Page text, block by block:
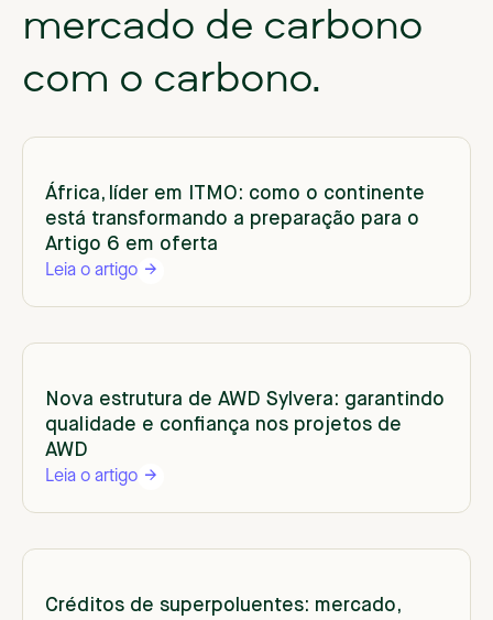
mercado de carbono
com o carbono.
África, líder em ITMO: como o continente
está transformando a preparação para o
Artigo 6 em oferta
Leia o artigo
Nova estrutura de AWD Sylvera: garantindo
qualidade e confiança nos projetos de
AWD
Leia o artigo
Créditos de superpoluentes: mercado,